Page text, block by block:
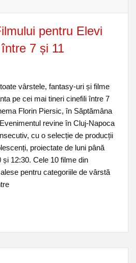
pentru Elevi
7 și 11
vârstele, fantasy-uri și filme
pe cei mai tineri cinefili între 7
Florin Piersic, în Săptămâna
revine în Cluj-Napoca
cu o selecție de producții
proiectate de luni până
și 12:30. Cele 10 filme din
pentru categoriile de vârstă